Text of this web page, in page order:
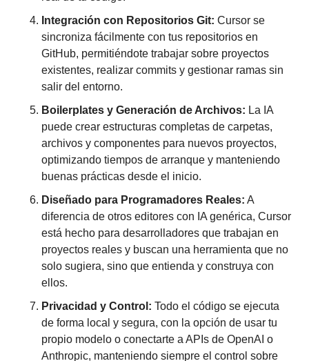
Integración con Repositorios Git: Cursor se
sincroniza fácilmente con tus repositorios en
GitHub, permitiéndote trabajar sobre proyectos
existentes, realizar commits y gestionar ramas sin
salir del entorno.
Boilerplates y Generación de Archivos: La IA
puede crear estructuras completas de carpetas,
archivos y componentes para nuevos proyectos,
optimizando tiempos de arranque y manteniendo
buenas prácticas desde el inicio.
Diseñado para Programadores Reales: A
diferencia de otros editores con IA genérica, Cursor
está hecho para desarrolladores que trabajan en
proyectos reales y buscan una herramienta que no
solo sugiera, sino que entienda y construya con
ellos.
Privacidad y Control: Todo el código se ejecuta
de forma local y segura, con la opción de usar tu
propio modelo o conectarte a APIs de OpenAI o
Anthropic, manteniendo siempre el control sobre